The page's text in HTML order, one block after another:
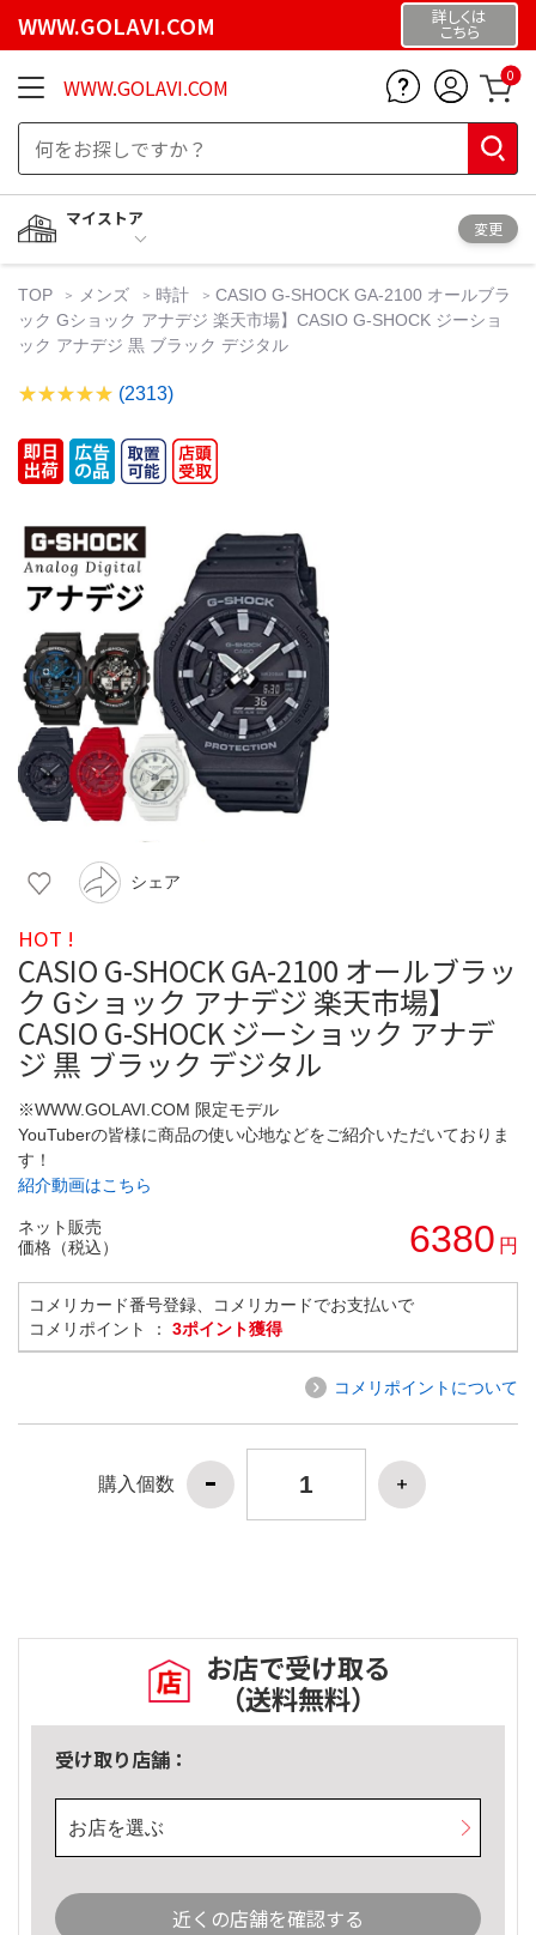
WWW.GOLAVI.COM 詳しくは
こちら
WWW.GOLAVI.COM 0
マイストア
変更
TOP メンズ 時計
CASIO G-SHOCK GA-2100 オールブラ
ック Gショック アナデジ 楽天市場】CASIO G-SHOCK ジーショ
ック アナデジ 黒 ブラック デジタル
(2313)
シェア
HOT !
CASIO G-SHOCK GA-2100 オールブラッ
ク Gショック アナデジ 楽天市場】
CASIO G-SHOCK ジーショック アナデ
ジ 黒 ブラック デジタル
※WWW.GOLAVI.COM 限定モデル
YouTuberの皆様に商品の使い心地などをご紹介いただいておりま
す！
紹介動画はこちら
ネット販売
価格（税込）
6380 円
コメリカード番号登録、コメリカードでお支払いで
コメリポイント ： 3ポイント獲得
コメリポイントについて
購入個数
お店で受け取る
（送料無料）
受け取り店舗：
お店を選ぶ
近くの店舗を確認する